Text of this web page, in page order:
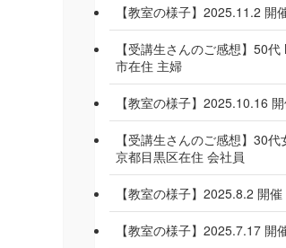
【教室の様子】2025.11.2 開
【受講生さんのご感想】50
市在住 主婦
【教室の様子】2025.10.16
【受講生さんのご感想】30代
京都目黒区在住 会社員
【教室の様子】2025.8.2 開催
【教室の様子】2025.7.17 開